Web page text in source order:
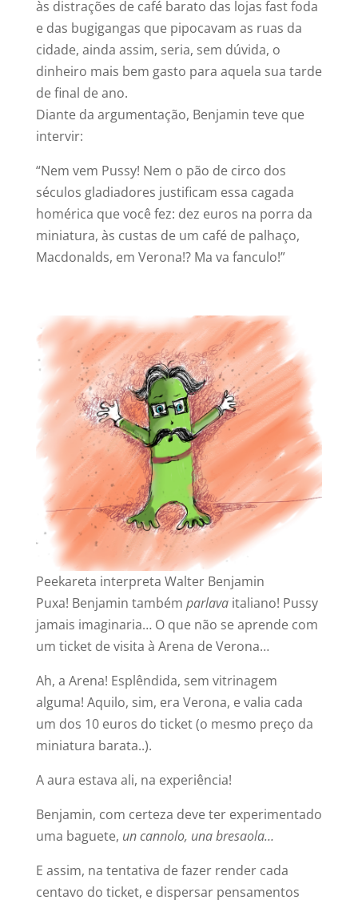
às distrações de café barato das lojas fast foda
e das bugigangas que pipocavam as ruas da
cidade, ainda assim, seria, sem dúvida, o
dinheiro mais bem gasto para aquela sua tarde
de final de ano.
Diante da argumentação, Benjamin teve que
intervir:
“Nem vem Pussy! Nem o pão de circo dos
séculos gladiadores justificam essa cagada
homérica que você fez: dez euros na porra da
miniatura, às custas de um café de palhaço,
Macdonalds, em Verona!? Ma va fanculo!”
Peekareta interpreta Walter Benjamin
Puxa! Benjamin também parlavaitaliano! Pussy
jamais imaginaria… O que não se aprende com
um ticket de visita à Arena de Verona…
Ah, a Arena! Esplêndida, sem vitrinagem
alguma! Aquilo, sim, era Verona, e valia cada
um dos 10 euros do ticket (o mesmo preço da
miniatura barata..).
A aura estava ali, na experiência!
Benjamin, com certeza deve ter experimentado
uma baguete, un cannolo, una bresaola…
E assim, na tentativa de fazer render cada
centavo do ticket, e dispersar pensamentos